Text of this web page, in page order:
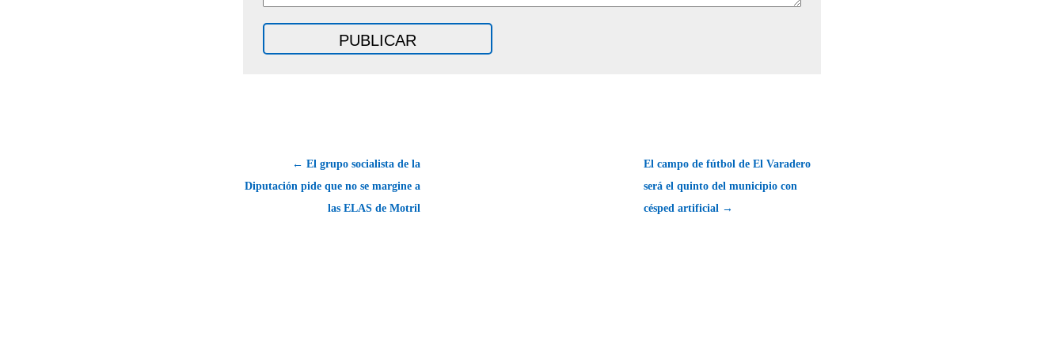
← El grupo socialista de la
Diputación pide que no se margine a
las ELAS de Motril
El campo de fútbol de El Varadero
será el quinto del municipio con
césped artificial →